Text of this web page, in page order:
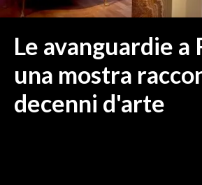
OGLIASTRA
ITALIA
MONDO
Le avanguardie a
una mostra
decenni d'arte